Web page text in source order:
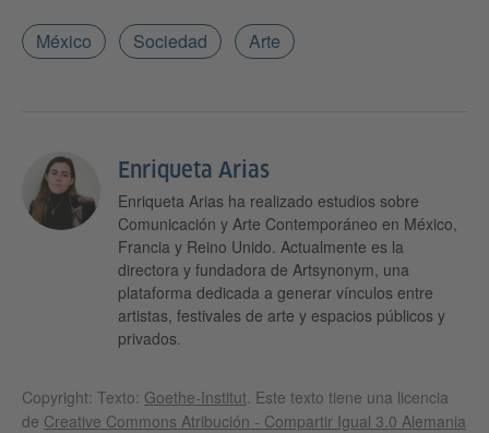
México Sociedad Arte
Enriqueta Arias
Enriqueta Arias ha realizado estudios sobre
Comunicación y Arte Contemporáneo en México,
Francia y Reino Unido. Actualmente es la
directora y fundadora de Artsynonym, una
plataforma dedicada a generar vínculos entre
artistas, festivales de arte y espacios públicos y
privados.
Copyright: Texto: Goethe-Institut . Este texto tiene una licencia
de Creative Commons Atribución - Compartir Igual 3.0 Alemania